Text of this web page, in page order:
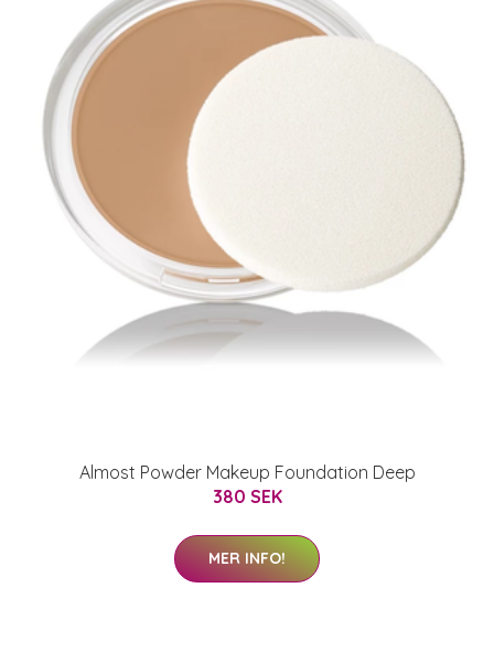
Almost Powder Makeup Foundation Deep
380 SEK
MER INFO!